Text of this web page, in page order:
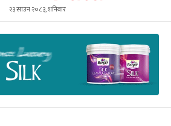
२३ साउन २०८३, शनिबार